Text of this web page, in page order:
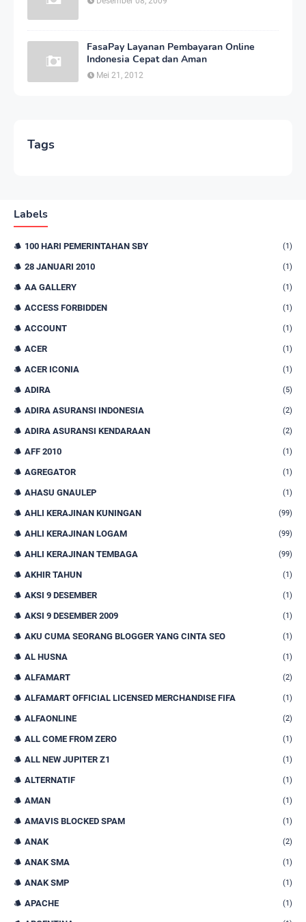
FasaPay Layanan Pembayaran Online
Indonesia Cepat dan Aman
Mei 21, 2012
Tags
Labels
100 HARI PEMERINTAHAN SBY (1)
28 JANUARI 2010 (1)
AA GALLERY (1)
ACCESS FORBIDDEN (1)
ACCOUNT (1)
ACER (1)
ACER ICONIA (1)
ADIRA (5)
ADIRA ASURANSI INDONESIA (2)
ADIRA ASURANSI KENDARAAN (2)
AFF 2010 (1)
AGREGATOR (1)
AHASU GNAULEP (1)
AHLI KERAJINAN KUNINGAN (99)
AHLI KERAJINAN LOGAM (99)
AHLI KERAJINAN TEMBAGA (99)
AKHIR TAHUN (1)
AKSI 9 DESEMBER (1)
AKSI 9 DESEMBER 2009 (1)
AKU CUMA SEORANG BLOGGER YANG CINTA SEO (1)
AL HUSNA (1)
ALFAMART (2)
ALFAMART OFFICIAL LICENSED MERCHANDISE FIFA (1)
ALFAONLINE (2)
ALL COME FROM ZERO (1)
ALL NEW JUPITER Z1 (1)
ALTERNATIF (1)
AMAN (1)
AMAVIS BLOCKED SPAM (1)
ANAK (2)
ANAK SMA (1)
ANAK SMP (1)
APACHE (1)